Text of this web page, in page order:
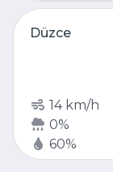
Düzce
14 km/h
0%
60%